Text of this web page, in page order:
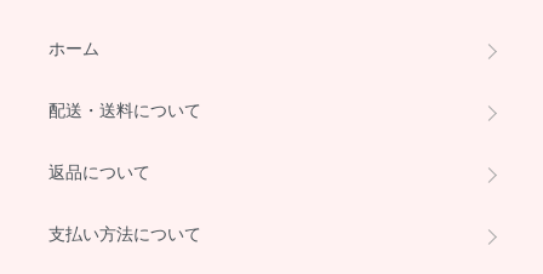
ホーム
配送・送料について
返品について
支払い方法について